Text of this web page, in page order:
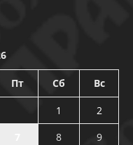
Пт Сб Вс
1
2
8
9